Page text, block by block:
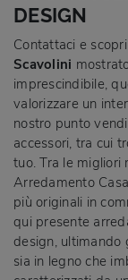
DESIGN
Contattaci e
Scavolini
imprescindibile,
valorizzare un
nostro punto
accessori, tra cui
tuo. Tra le migliori
Arredamento
più originali in
qui presente
design, ultimando
sia in legno che